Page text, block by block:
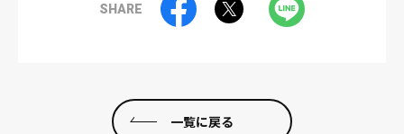
SHARE
一覧に戻る